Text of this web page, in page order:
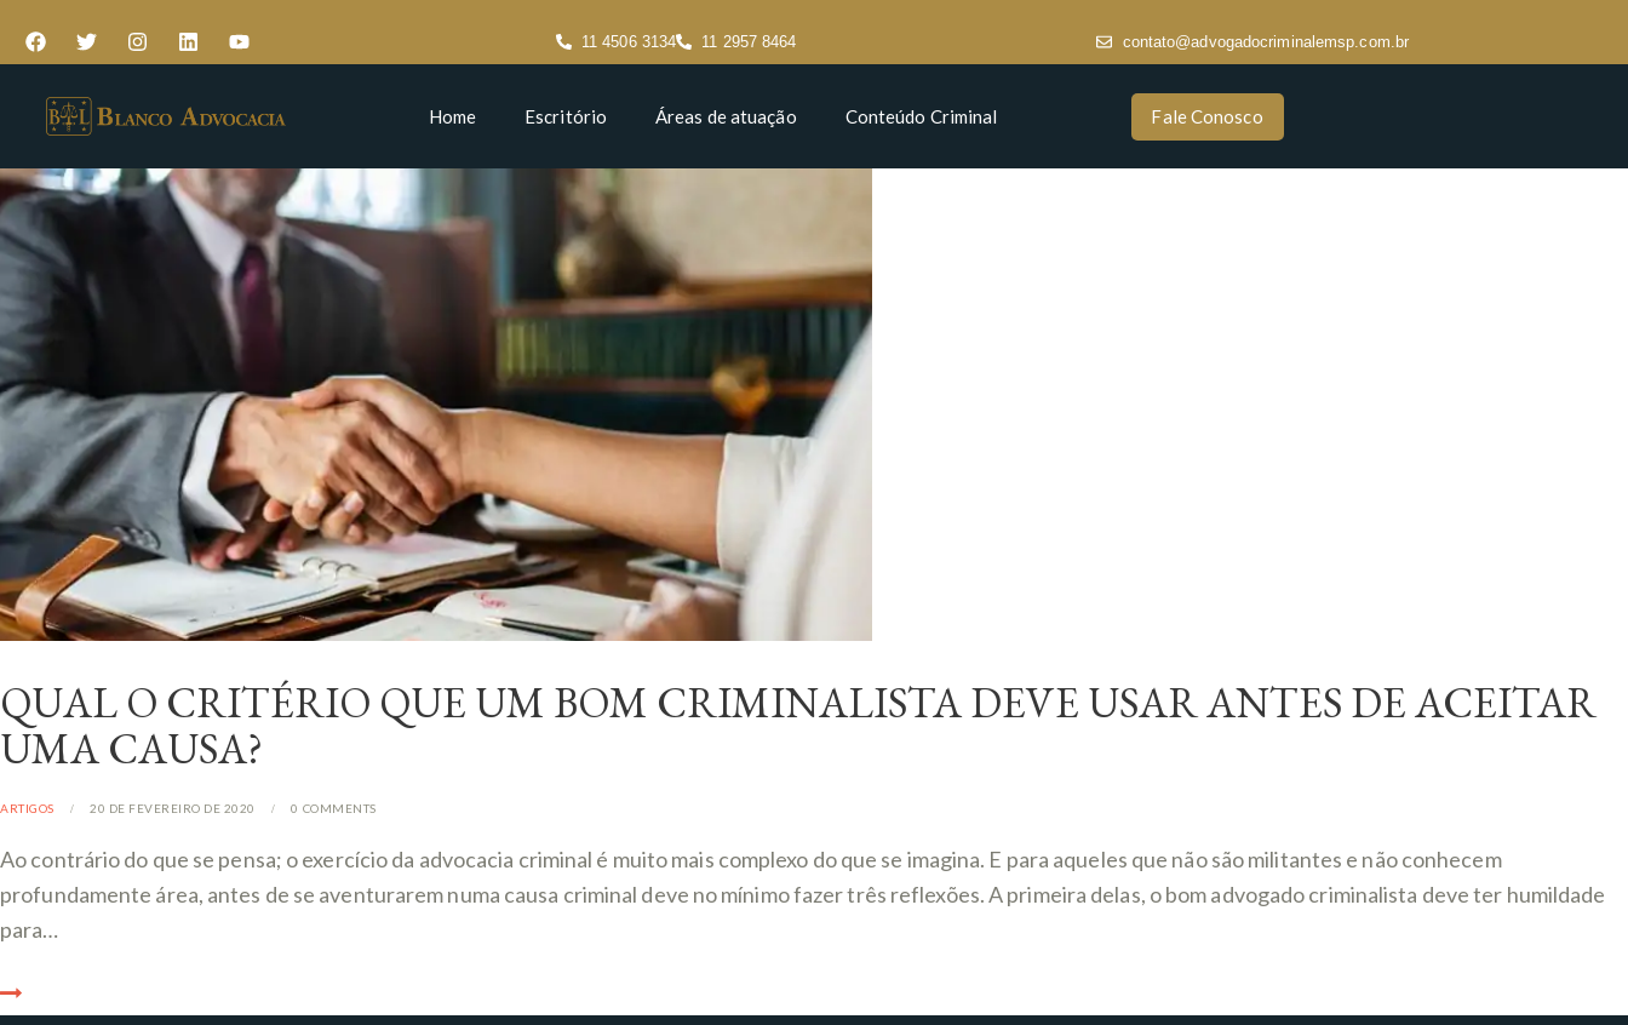
11 4506 3134 11 2957 8464 contato@advogadocriminalemsp.com.br
Home Escritório Áreas de atuação Conteúdo Criminal Fale Conosco
QUAL O CRITÉRIO QUE UM BOM CRIMINALISTA DEVE USAR ANTES DE ACEITAR
UMA CAUSA?
ARTIGOS 20 DE FEVEREIRO DE 2020 0 COMMENTS
Ao contrário do que se pensa; o exercício da advocacia criminal é muito mais complexo do que se imagina. E para aqueles que não são militantes e não conhecem
profundamente área, antes de se aventurarem numa causa criminal deve no mínimo fazer três reflexões. A primeira delas, o bom advogado criminalista deve ter humildade
para…